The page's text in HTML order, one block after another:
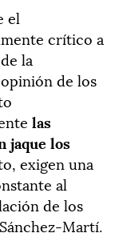
el
crítico a
la
de los
las
jaque los
exigen una
al
de los
Martí.